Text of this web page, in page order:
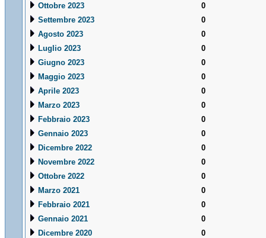
Ottobre 2023
0
Settembre 2023
0
Agosto 2023
0
Luglio 2023
0
Giugno 2023
0
Maggio 2023
0
Aprile 2023
0
Marzo 2023
0
Febbraio 2023
0
Gennaio 2023
0
Dicembre 2022
0
Novembre 2022
0
Ottobre 2022
0
Marzo 2021
0
Febbraio 2021
0
Gennaio 2021
0
Dicembre 2020
0